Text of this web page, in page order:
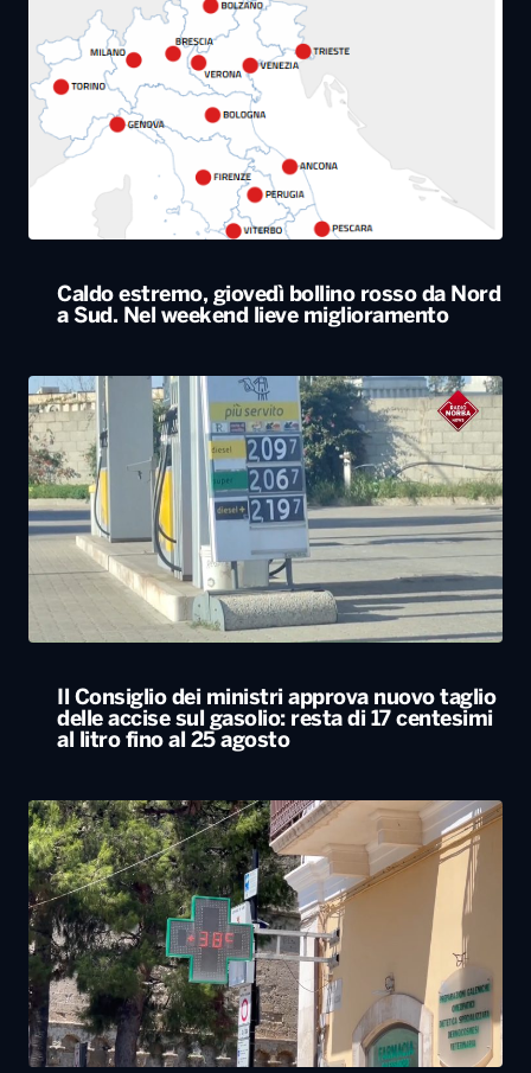
Caldo estremo, giovedì bollino rosso da Nord
a Sud. Nel weekend lieve miglioramento
Il Consiglio dei ministri approva nuovo taglio
delle accise sul gasolio: resta di 17 centesimi
al litro fino al 25 agosto
L’Italia resta nella morsa del caldo. Oggi e
domani bollino rosso in 25 città, tra cui Bari
ALTRO